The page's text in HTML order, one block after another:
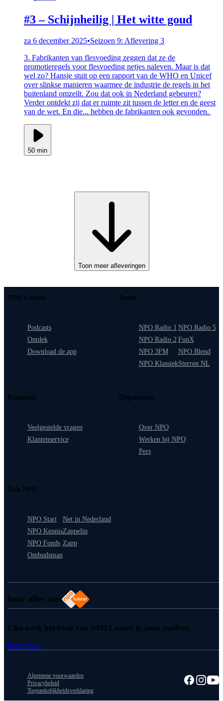
#3 – Schijnheilig | Het witte goud
za 6 december 2025•Seizoen 9: Aflevering 3
3. Fabrikanten van flesvoeding zeggen dat ze de
promotieregels voor flesvoeding netjes naleven. Maar is dat
wel zo? Hansje stuit op een rapport van de WHO en Unicef
over slinkse manieren waarmee de industrie de regels in het
buitenland omzeilt. Zou dat ook in Nederland gebeuren?
Verder ontdekt zij dat er ruimte zit tussen de letter en de geest
van de wet. En die... hebben de fabrikanten ook gevonden.
50 min
Toon meer afleveringen
hoor alles met
NPO Luister
Podcasts
Ontdek
Download de app
Radio
NPO Radio 1
NPO Radio 2
NPO 3FM
NPO Klassiek
NPO Radio 5
FunX
NPO Blend
Sterren NL
Praktisch
Veelgestelde vragen
Klantenservice
Organisatie
Over NPO
Werken bij NPO
Pers
Ook NPO
NPO Start
NPO Kennis
NPO Fonds
Ombudsman
Net in Nederland
Zappelin
Zapp
Elke week het beste van NPO Luister in jouw mailbox
Inschrijven
Algemene voorwaarden
Privacybeleid
Toegankelijkheidsverklaring